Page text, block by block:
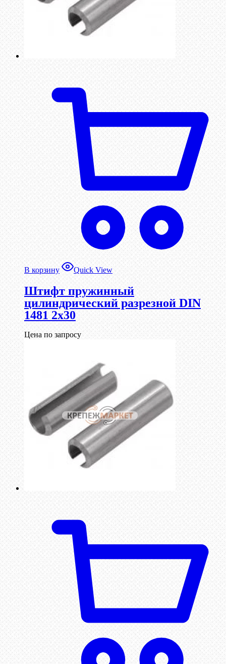
В корзину Quick View
Штифт пружинный
цилиндрический разрезной DIN
1481 2х30
Цена по запросу